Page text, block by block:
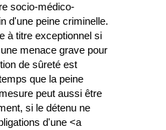
socio-médico-
d'une peine criminelle.
à titre exceptionnel si
menace grave pour
de sûreté est
que la peine
peut aussi être
si le détenu ne
d'une <a